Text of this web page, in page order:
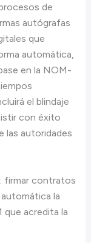
de
autógrafas
que
automática,
en la NOM-
el blindaje
con éxito
las autoridades
firmar contratos
la
acredita la